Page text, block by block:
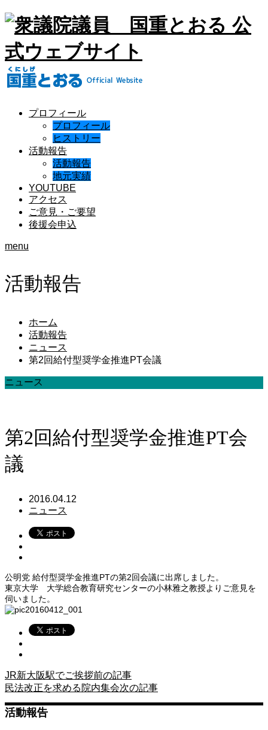
プロフィール
プロフィール
ヒストリー
活動報告
活動報告
地元実績
YOUTUBE
アクセス
ご意見・ご要望
後援会申込
menu
活動報告
ホーム
活動報告
ニュース
第2回給付型奨学金推進PT会議
ニュース
第2回給付型奨学金推進PT会
議
2016.04.12
ニュース
公明党 給付型奨学金推進PTの第2回会議に出席しました。
東京大学 大学総合教育研究センターの小林雅之教授よりご意見を
伺いました。
JR新大阪駅でご挨拶前の記事
民法改正を求める院内集会次の記事
活動報告